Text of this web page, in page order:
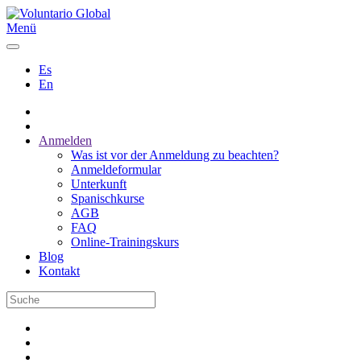
Menü
Es
En
Anmelden
Was ist vor der Anmeldung zu beachten?
Anmeldeformular
Unterkunft
Spanischkurse
AGB
FAQ
Online-Trainingskurs
Blog
Kontakt